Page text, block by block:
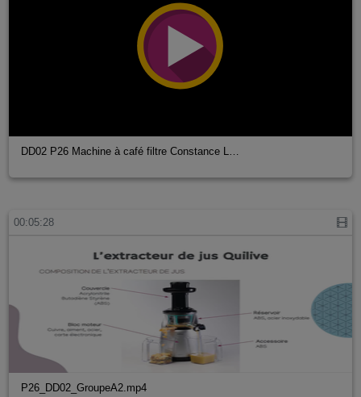
DD02 P26 Machine à café filtre Constance L…
00:05:28
P26_DD02_GroupeA2.mp4